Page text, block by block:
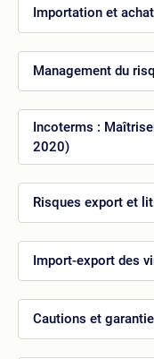
Importation et
Management du
Incoterms :
2020)
Risques export et
Import-export des
Cautions et